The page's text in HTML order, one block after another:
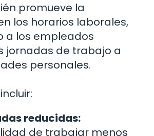
promueve la
los horarios laborales,
a los empleados
jornadas de trabajo a
personales.
reducidas:
de trabajar menos